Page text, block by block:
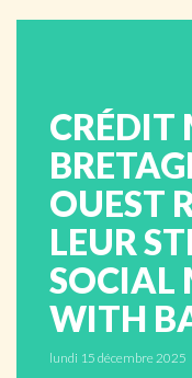
CRÉDIT
OUEST
LEUR
SOCIAL
WITH
lundi 15 décembre 2025